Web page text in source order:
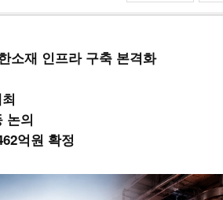
재 인프라 구축 본격화
논의
억원 확정